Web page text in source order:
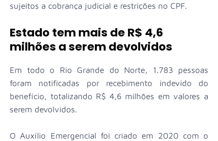
sujeitos a cobrança judicial e restrições no CPF.
Estado tem mais de R$ 4,6
milhões a serem devolvidos
Em todo o Rio Grande do Norte, 1.783 pessoas
foram notificadas por recebimento indevido do
benefício, totalizando R$ 4,6 milhões em valores a
serem devolvidos.
O Auxílio Emergencial foi criado em 2020 com o